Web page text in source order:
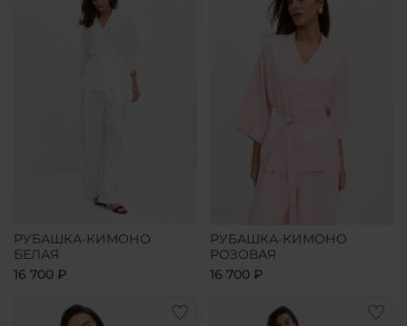
РУБАШКА-КИМОНО
БЕЛАЯ
16 700 ₽
РУБАШКА-КИМОНО
РОЗОВАЯ
16 700 ₽